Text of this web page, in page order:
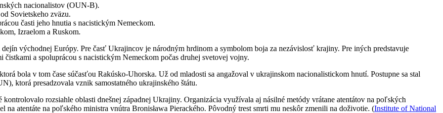
nacionalistov (OUN-B).
Sovietskeho zväzu.
časti jeho hnutia s nacistickým Nemeckom.
Izraelom a Ruskom.
východnej Európy. Pre časť Ukrajincov je národným hrdinom a symbolom boja za nezávislosť krajiny. Pre iných predstavuje
a spoluprácou s nacistickým Nemeckom počas druhej svetovej vojny.
bola v tom čase súčasťou Rakúsko-Uhorska. Už od mladosti sa angažoval v ukrajinskom nacionalistickom hnutí. Postupne sa stal
ktorá presadzovala vznik samostatného ukrajinského štátu.
rozsiahle oblasti dnešnej západnej Ukrajiny. Organizácia využívala aj násilné metódy vrátane atentátov na poľských
atentáte na poľského ministra vnútra Bronisława Pierackého. Pôvodný trest smrti mu neskôr zmenili na doživotie. (Institute of National